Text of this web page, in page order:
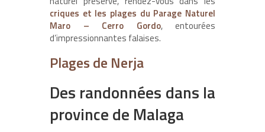
criques et les plages du Parage Naturel
Maro – Cerro Gordo, entourées
d’impressionnantes falaises.
Plages de Nerja
Des randonnées dans la
province de Malaga